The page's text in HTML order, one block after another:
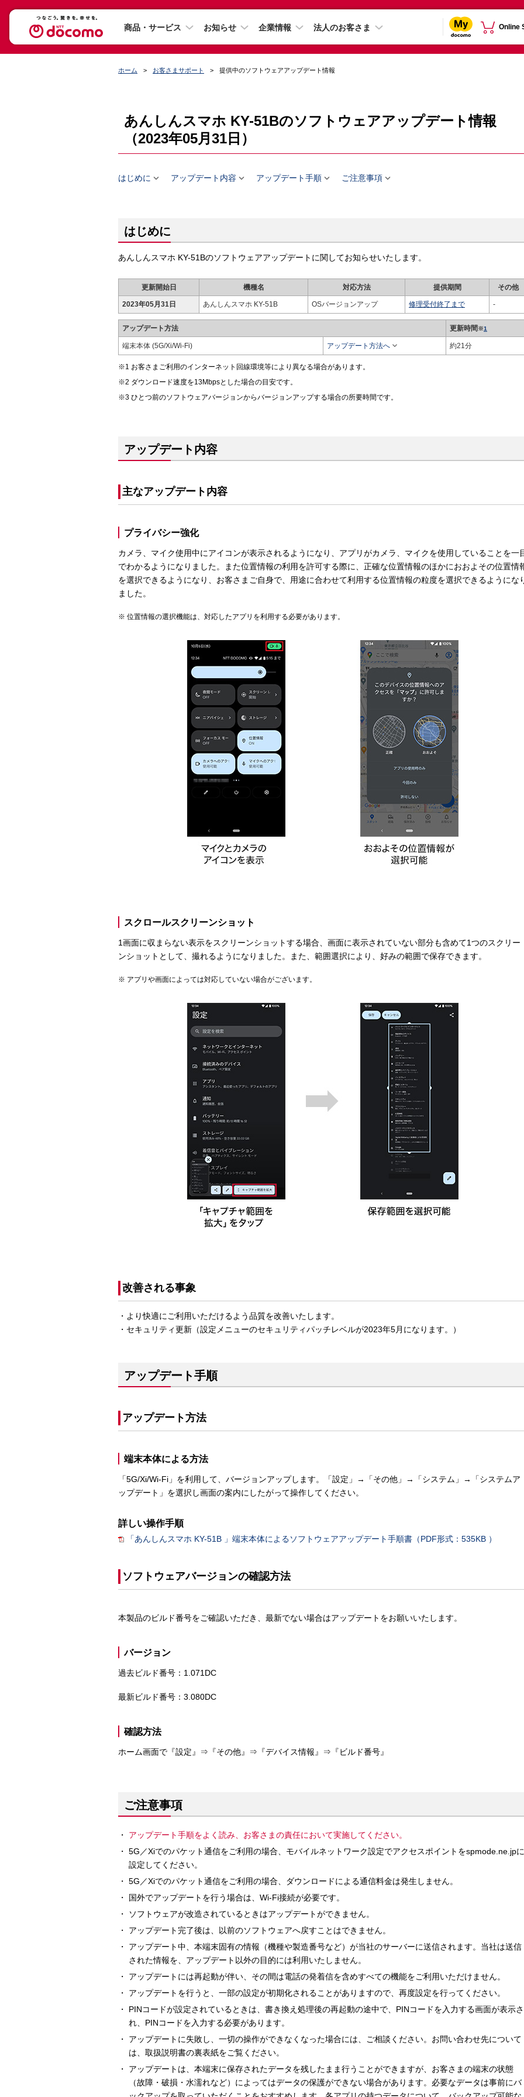
商品・サービス お知らせ 企業情報 法人のお客さま Online
ホーム お客さまサポート 提供中のソフトウェアアップデート情報
あんしんスマホ KY-51Bのソフトウェアアップデート情報
（2023年05月31日）
はじめに  アップデート内容  アップデート手順 ご注意事項
はじめに
あんしんスマホ KY-51Bのソフトウェアアップデートに関してお知らせいたします。
更新開始日 機種名 対応方法 提供期間 その他
2023年05月31日 あんしんスマホ KY-51B OSバージョンアップ 修理受付終了まで -
アップデート方法 更新時間※1
端末本体 (5G/Xi/Wi-Fi) アップデート方法へ 約21分
お客さまご利用のインターネット回線環境等により異なる場合があります。
ダウンロード速度を13Mbpsとした場合の目安です。
ひとつ前のソフトウェアバージョンからバージョンアップする場合の所要時間です。
アップデート内容
主なアップデート内容
プライバシー強化
カメラ、マイク使用中にアイコンが表示されるようになり、アプリがカメラ、マイクを使用していることを一
でわかるようになりました。また位置情報の利用を許可する際に、正確な位置情報のほかにおおよその位置情
を選択できるようになり、お客さまご自身で、用途に合わせて利用する位置情報の粒度を選択できるようにな
ました。
位置情報の選択機能は、対応したアプリを利用する必要があります。
スクロールスクリーンショット
1画面に収まらない表示をスクリーンショットする場合、画面に表示されていない部分も含めて1つのスクリー
ンショットとして、撮れるようになりました。また、範囲選択により、好みの範囲で保存できます。
アプリや画面によっては対応していない場合がございます。
改善される事象
・より快適にご利用いただけるよう品質を改善いたします。
・セキュリティ更新（設定メニューのセキュリティパッチレベルが2023年5月になります。）
アップデート手順
アップデート方法
端末本体による方法
「5G/Xi/Wi-Fi」を利用して、バージョンアップします。「設定」→「その他」→「システム」→「システムア
ップデート」を選択し画面の案内にしたがって操作してください。
詳しい操作手順
「あんしんスマホ KY-51B 」端末本体によるソフトウェアアップデート手順書（PDF形式：535KB ）
ソフトウェアバージョンの確認方法
本製品のビルド番号をご確認いただき、最新でない場合はアップデートをお願いいたします。
バージョン
過去ビルド番号：1.071DC
最新ビルド番号：3.080DC
確認方法
ホーム画面で『設定』⇒『その他』⇒『デバイス情報』⇒『ビルド番号』
ご注意事項
アップデート手順をよく読み、お客さまの責任において実施してください。
5G／Xiでのパケット通信をご利用の場合、モバイルネットワーク設定でアクセスポイントをspmode.ne.jpに
設定してください。
5G／Xiでのパケット通信をご利用の場合、ダウンロードによる通信料金は発生しません。
国外でアップデートを行う場合は、Wi-Fi接続が必要です。
ソフトウェアが改造されているときはアップデートができません。
アップデート完了後は、以前のソフトウェアへ戻すことはできません。
アップデート中、本端末固有の情報（機種や製造番号など）が当社のサーバーに送信されます。当社は送信
された情報を、アップデート以外の目的には利用いたしません。
アップデートには再起動が伴い、その間は電話の発着信を含めすべての機能をご利用いただけません。
アップデートを行うと、一部の設定が初期化されることがありますので、再度設定を行ってください。
PINコードが設定されているときは、書き換え処理後の再起動の途中で、PINコードを入力する画面が表示さ
れ、PINコードを入力する必要があります。
アップデートに失敗し、一切の操作ができなくなった場合には、ご相談ください。お問い合わせ先について
は、取扱説明書の裏表紙をご覧ください。
アップデートは、本端末に保存されたデータを残したまま行うことができますが、お客さまの端末の状態
（故障・破損・水濡れなど）によってはデータの保護ができない場合があります。必要なデータは事前にバ